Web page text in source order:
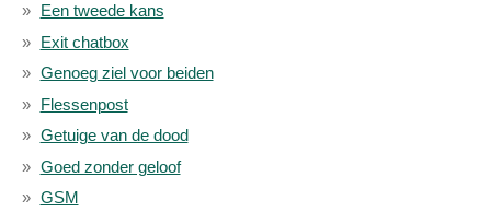
Een tweede kans
Exit chatbox
Genoeg ziel voor beiden
Flessenpost
Getuige van de dood
Goed zonder geloof
GSM